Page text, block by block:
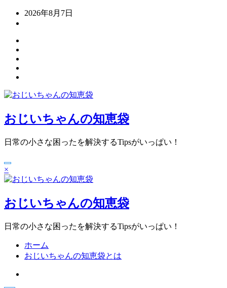
ッ
2026年8月7日
おじいちゃんの知恵袋
日常の小さな困ったを解決するTipsがいっぱい！
×
おじいちゃんの知恵袋
日常の小さな困ったを解決するTipsがいっぱい！
ホーム
おじいちゃんの知恵袋とは